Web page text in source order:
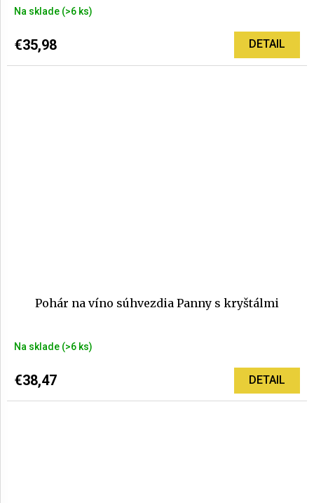
Na sklade (>6 ks)
€35,98 DETAIL
Pohár na víno súhvezdia Panny s kryštálmi
Na sklade (>6 ks)
€38,47 DETAIL